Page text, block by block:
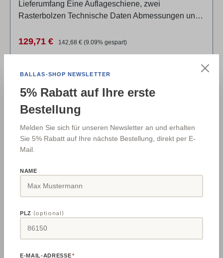
Lieferumfang Eine Auflageschiene, zwei
Rasterbolzen Technische Daten Abmessungen und
Verkaufspreis:
129,71 € Regulärer Preis:
142,68 € (9.09% gespart)
Details
⏱
BALLAS-SHOP NEWSLETTER
5% Rabatt auf Ihre erste
Bestellung
Melden Sie sich für unseren Newsletter an und erhalten
Sie 5% Rabatt auf Ihre nächste Bestellung, direkt per E-
Mail.
NAME
PLZ (optional)
E-MAIL-ADRESSE*